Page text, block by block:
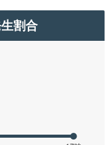
割合